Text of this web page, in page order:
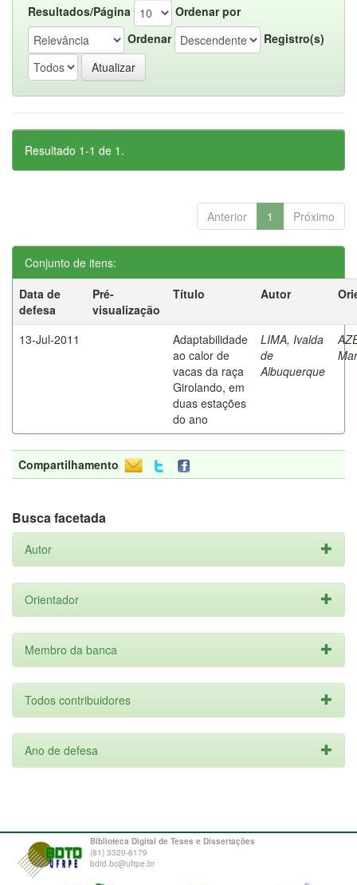
Resultados/Página
Ordenar por
Ordenar
Registro(s)
Resultado 1-1 de 1.
Anterior 1 Próximo
Conjunto de itens:
Data de
defesa
Pré-
visualização
Título Autor
13-Jul-2011
Adaptabilidade
ao calor de
vacas da raça
Girolando, em
duas estações
do ano
LIMA, Ivalda
de
Albuquerque
Compartilhamento
Busca facetada
Autor
Orientador
Membro da banca
Todos contribuidores
Ano de defesa
Biblioteca Digital de Teses e Dissertações
(81) 3320-6179
bdtd.bc@ufrpe.br